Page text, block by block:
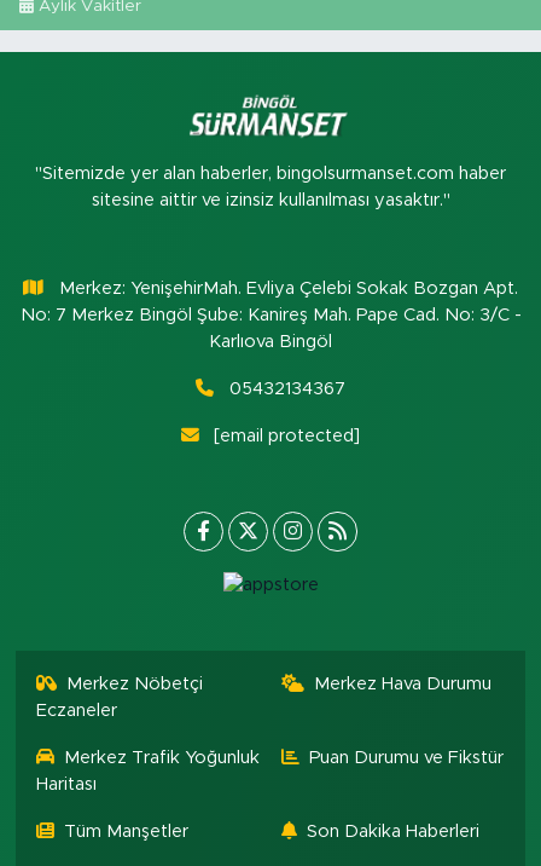
Aylık Vakitler
"Sitemizde yer alan haberler, bingolsurmanset.com haber
sitesine aittir ve izinsiz kullanılması yasaktır."
Merkez: YenişehirMah. Evliya Çelebi Sokak Bozgan Apt.
No: 7 Merkez Bingöl Şube: Kanireş Mah. Pape Cad. No: 3/C -
Karlıova Bingöl
05432134367
[email protected]
Merkez Nöbetçi
Eczaneler
Merkez Hava Durumu
Merkez Trafik Yoğunluk
Haritası
Puan Durumu ve Fikstür
Tüm Manşetler Son Dakika Haberleri